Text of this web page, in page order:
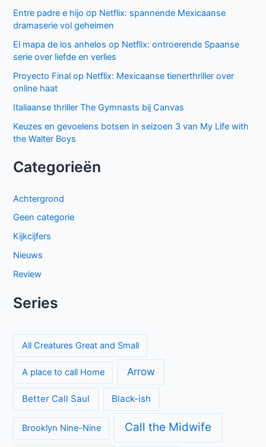
Entre padre e hijo op Netflix: spannende Mexicaanse
dramaserie vol geheimen
El mapa de los anhelos op Netflix: ontroerende Spaanse
serie over liefde en verlies
Proyecto Final op Netflix: Mexicaanse tienerthriller over
online haat
Italiaanse thriller The Gymnasts bij Canvas
Keuzes en gevoelens botsen in seizoen 3 van My Life with
the Walter Boys
Categorieën
Achtergrond
Geen categorie
Kijkcijfers
Nieuws
Review
Series
All Creatures Great and Small
A place to call Home Arrow
Better Call Saul Black-ish
Brooklyn Nine-Nine Call the Midwife